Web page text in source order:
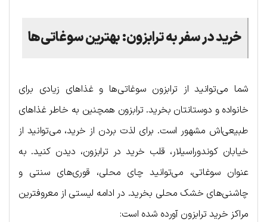
خرید در سفر به ترابزون: بهترین سوغاتی‌ها
شما می‌توانید از ترابزون سوغاتی‌ها و غذاهای زیادی برای
خانواده و دوستانتان بخرید. ترابزون همچنین به خاطر غذاهای
طبیعی‌اش مشهور است. برای لذت بردن از خرید، می‌توانید از
خیابان کوندوراسیلار، قلب خرید در ترابزون، دیدن کنید. به
عنوان سوغاتی، می‌توانید چای محلی، قوری‌های سنتی و
چاشنی‌های خشک محلی بخرید. در ادامه لیستی از معروفترین
مراکز خرید ترابزون آورده شده است: